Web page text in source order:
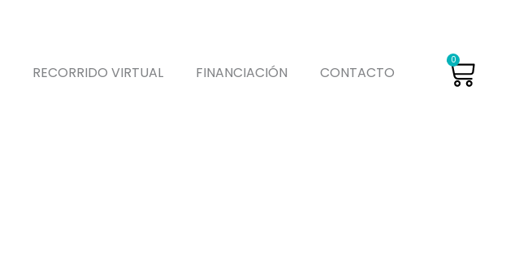
RECORRIDO VIRTUAL FINANCIACIÓN CONTACTO
0